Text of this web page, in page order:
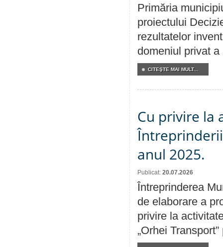
Primăria
proiectului
rezultatelor
domeniul privat a
CITEŞTE MAI MULT...
Cu privire la
anul 2025.
Publicat: 20.07.2026
Întreprinderea
de elaborare a
privire la
„Orhei